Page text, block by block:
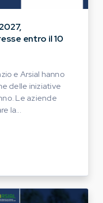
entro il 10
e Arsial hanno
delle iniziative
Le aziende
la...
E ARSIAL HANNO